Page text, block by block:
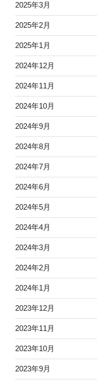
2025年3月
2025年2月
2025年1月
2024年12月
2024年11月
2024年10月
2024年9月
2024年8月
2024年7月
2024年6月
2024年5月
2024年4月
2024年3月
2024年2月
2024年1月
2023年12月
2023年11月
2023年10月
2023年9月